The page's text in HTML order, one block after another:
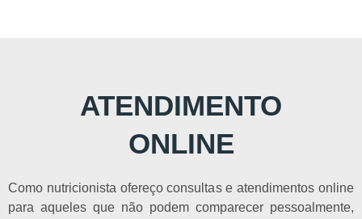
ATENDIMENTO
ONLINE
Como nutricionista ofereço consultas e atendimentos online
para aqueles que não podem comparecer pessoalmente,